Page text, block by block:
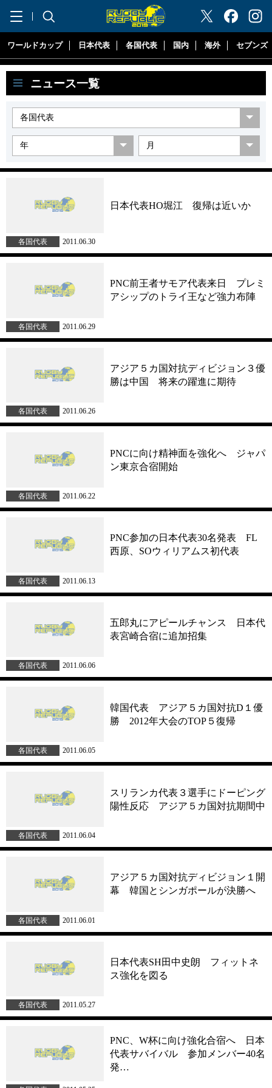
"ラグビーリパブリック"
ワールドカップ 日本代表 各国代表 国内 海外 セブンズ
ニュース一覧
日本代表HO堀江 復帰は近いか
各国代表 2011.06.30
PNC前王者サモア代表来日 プレミ
アシップのトライ王など強力布陣
各国代表 2011.06.29
アジア５カ国対抗ディビジョン３優
勝は中国 将来の躍進に期待
各国代表 2011.06.26
PNCに向け精神面を強化へ ジャパ
ン東京合宿開始
各国代表 2011.06.22
PNC参加の日本代表30名発表 FL
西原、SOウィリアムス初代表
各国代表 2011.06.13
五郎丸にアピールチャンス 日本代
表宮崎合宿に追加招集
各国代表 2011.06.06
韓国代表 アジア５カ国対抗D１優
勝 2012年大会のTOP５復帰
各国代表 2011.06.05
スリランカ代表３選手にドーピング
陽性反応 アジア５カ国対抗期間中
各国代表 2011.06.04
アジア５カ国対抗ディビジョン１開
幕 韓国とシンガポールが決勝へ
各国代表 2011.06.01
日本代表SH田中史朗 フィットネ
ス強化を図る
各国代表 2011.05.27
PNC、W杯に向け強化合宿へ 日本
代表サバイバル 参加メンバー40名
発…